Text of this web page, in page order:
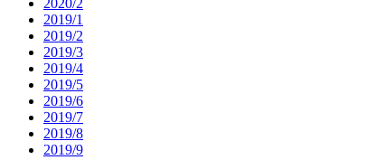
2019/1
2019/2
2019/3
2019/4
2019/5
2019/6
2019/7
2019/8
2019/9